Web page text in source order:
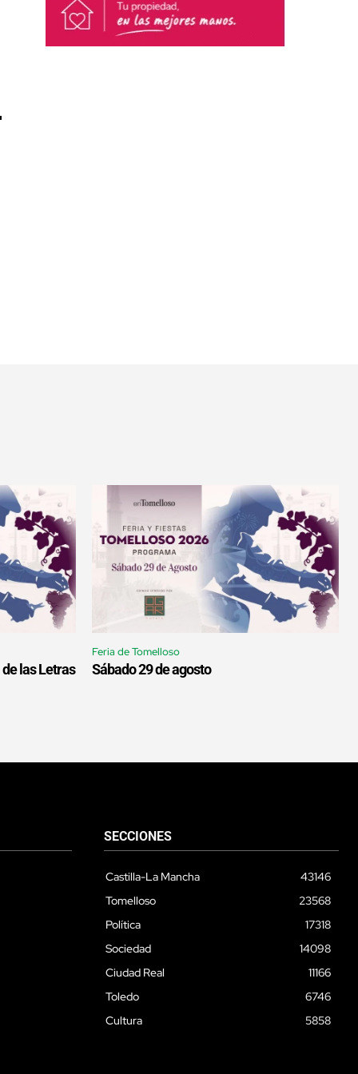
las Letras
Feria de Tomelloso
Sábado 29 de agosto
SECCIONES
Castilla-La Mancha
43146
Tomelloso
23568
Política
17318
Sociedad
14098
Ciudad Real
11166
Toledo
6746
Cultura
5858